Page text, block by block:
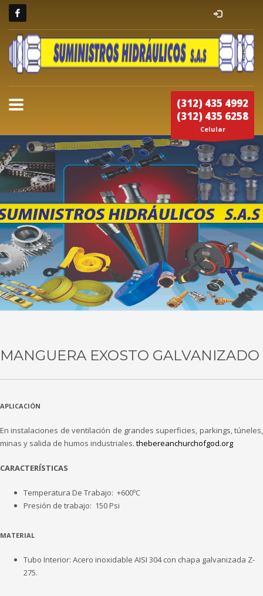
(312) 435 4992
(312) 435 6258
Celular
MANGUERA EXOSTO GALVANIZADO
APLICACIÓN
En instalaciones de ventilación de grandes superficies, parkings, túneles,
minas y salida de humos industriales. thebereanchurchofgod.org
CARACTERÍSTICAS
Temperatura De Trabajo: +600ºC
Presión de trabajo: 150 Psi
MATERIAL
Tubo Interior: Acero inoxidable AISI 304 con chapa galvanizada Z-
275.